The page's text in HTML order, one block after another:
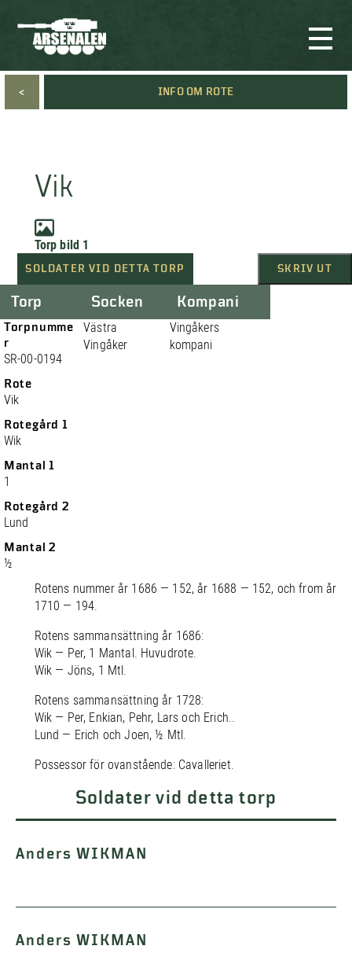
< INFO OM ROTE
Vik
Torp bild 1
SOLDATER VID DETTA TORP SKRIV UT
Torp
Torpnumme
r
SR-00-0194
Rote
Vik
Rotegård 1
Wik
Mantal 1
1
Rotegård 2
Lund
Mantal 2
½
Socken
Västra
Vingåker
Kompani
Vingåkers
kompani
Rotens nummer år 1686 — 152, år 1688 — 152, och from år
1710 — 194.
Rotens sammansättning år 1686:
Wik — Per, 1 Mantal. Huvudrote.
Wik — Jöns, 1 Mtl.
Rotens sammansättning år 1728:
Wik — Per, Enkian, Pehr, Lars och Erich..
Lund — Erich och Joen, ½ Mtl.
Possessor för ovanstående: Cavalleriet.
Soldater vid detta torp
Anders WIKMAN
Anders WIKMAN